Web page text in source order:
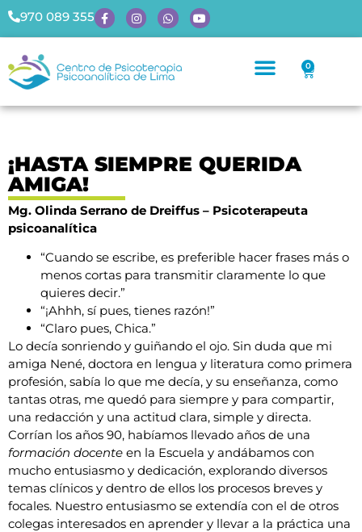
970 089 355
0
¡HASTA SIEMPRE QUERIDA
AMIGA!
Mg. Olinda Serrano de Dreiffus – Psicoterapeuta
psicoanalítica
“Cuando se escribe, es preferible hacer frases más o
menos cortas para transmitir claramente lo que
quieres decir.”
“¡Ahhh, sí pues, tienes razón!”
“Claro pues, Chica.”
Lo decía sonriendo y guiñando el ojo. Sin duda que mi
amiga Nené, doctora en lengua y literatura como primera
profesión, sabía lo que me decía, y su enseñanza, como
tantas otras, me quedó para siempre y para compartir,
una redacción y una actitud clara, simple y directa.
Corrían los años 90, habíamos llevado años de una
formación docente en la Escuela y andábamos con
mucho entusiasmo y dedicación, explorando diversos
temas clínicos y dentro de ellos los procesos breves y
focales. Nuestro entusiasmo se extendía con el de otros
colegas interesados en aprender y llevar a la práctica una